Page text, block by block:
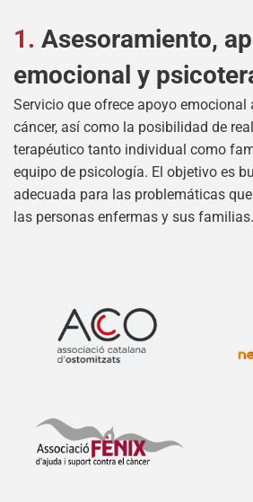
1. Asesoramiento,
emocional y
Servicio que ofrece apoyo emocional
cáncer, así como la posibilidad de
terapéutico tanto individual como
equipo de psicología. El objetivo es
adecuada para las problemáticas
las personas enfermas y sus familias.